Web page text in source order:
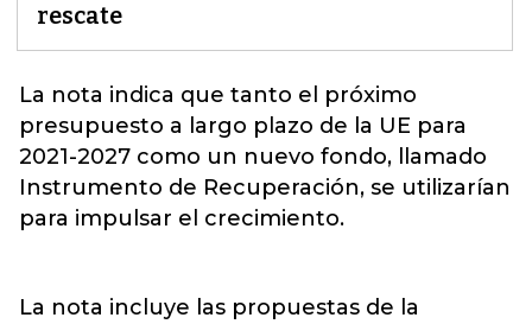
rescate
La nota indica que tanto el próximo
presupuesto a largo plazo de la UE para
2021-2027 como un nuevo fondo, llamado
Instrumento de Recuperación, se utilizarían
para impulsar el crecimiento.
La nota incluye las propuestas de la